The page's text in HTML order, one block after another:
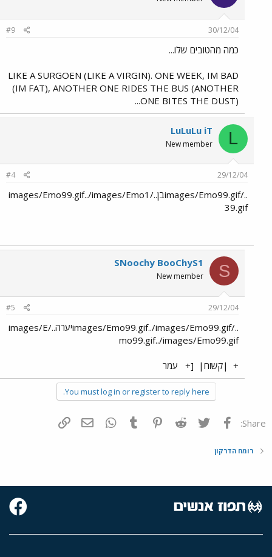
30/12/04
#9
כמה מהטובים שלו...
LIKE A SURGOEN (LIKE A VIRGIN). ONE WEEK, IM BAD
(IM FAT), ANOTHER ONE RIDES THE BUS (ANOTHER
ONE BITES THE DUST)...
L
LuLuLu iT
New member
29/12/04
#4
../images/Emo99.gifבן../images/Emo99.gif../images/Emo1
39.gif
S
SNoochy BooChyS1
New member
29/12/04
#5
../images/Emo99.gif../images/Emo99.gifיערה../images/E
mo99.gif../images/Emo99.gif
+ |קשוח| [+ עמר
You must log in or register to reply here.
Share: פייסבוק Twitter
Reddit
Pinterest
Tumblr
WhatsAppדואר אלקטרוני
רומח הדרקון